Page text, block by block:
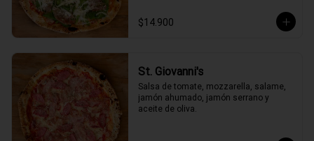
$14.900
St. Giovanni's
Salsa de tomate, mozzarella, salame,
jamón ahumado, jamón serrano y
aceite de oliva.